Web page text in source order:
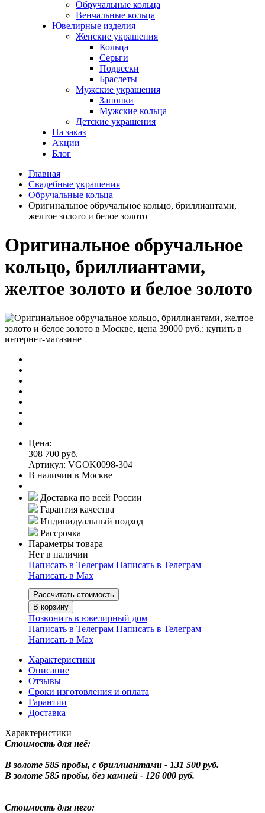
Обручальные кольца
Венчальные кольца
Ювелирные изделия
Женские украшения
Кольца
Серьги
Подвески
Браслеты
Мужские украшения
Запонки
Мужские кольца
Детские украшения
На заказ
Акции
Блог
Главная
Свадебные украшения
Обручальные кольца
Оригинальное обручальное кольцо, бриллиантами,
желтое золото и белое золото
Оригинальное обручальное
кольцо, бриллиантами,
желтое золото и белое золото
Цена:
308 700 руб.
Артикул: VGOK0098-304
В наличии в Москве
Доставка по всей России
Гарантия качества
Индивидуальный подход
Рассрочка
Параметры товара
Нет в наличии
Написать в Телеграм Написать в Телеграм
Написать в Мах
Рассчитать стоимость
В корзину
Позвонить в ювелирный дом
Написать в Телеграм Написать в Телеграм
Написать в Мах
Характеристики
Описание
Отзывы
Сроки изготовления и оплата
Гарантии
Доставка
Характеристики
Стоимость для неё:
В золоте 585 пробы, с бриллиантами - 131 500 руб.
В золоте 585 пробы, без камней - 126 000 руб.
Стоимость для него: